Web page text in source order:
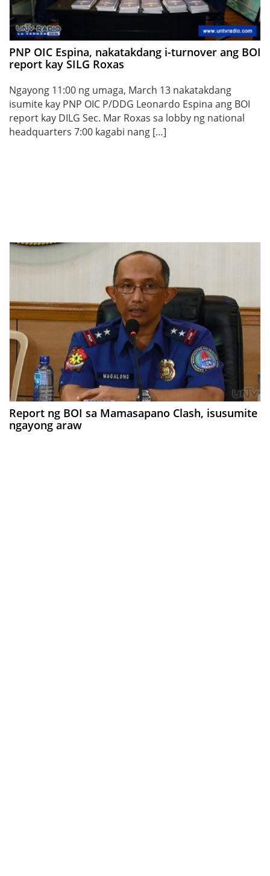
PNP OIC Espina, nakatakdang i-turnover ang BOI
report kay SILG Roxas
Ngayong 11:00 ng umaga, March 13 nakatakdang
isumite kay PNP OIC P/DDG Leonardo Espina ang BOI
report kay DILG Sec. Mar Roxas sa lobby ng national
headquarters 7:00 kagabi nang […]
Report ng BOI sa Mamasapano Clash, isusumite
ngayong araw